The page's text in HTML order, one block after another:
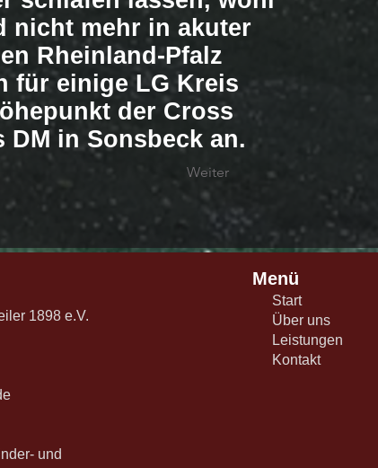
nicht mehr in akuter
Rheinland-Pfalz
für einige LG Kreis
der Cross
DM in Sonsbeck an.
Weiter
1898 e.V.
und
Menü
Start
Über uns
Leistungen
Kontakt